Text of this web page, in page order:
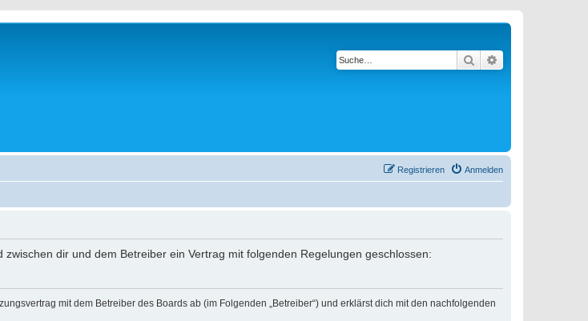
Suche
Anmelden
Registrieren
dir und dem Betreiber ein Vertrag mit folgenden Regelungen geschlossen:
mit dem Betreiber des Boards ab (im Folgenden „Betreiber“) und erklärst dich mit den nachfolgenden